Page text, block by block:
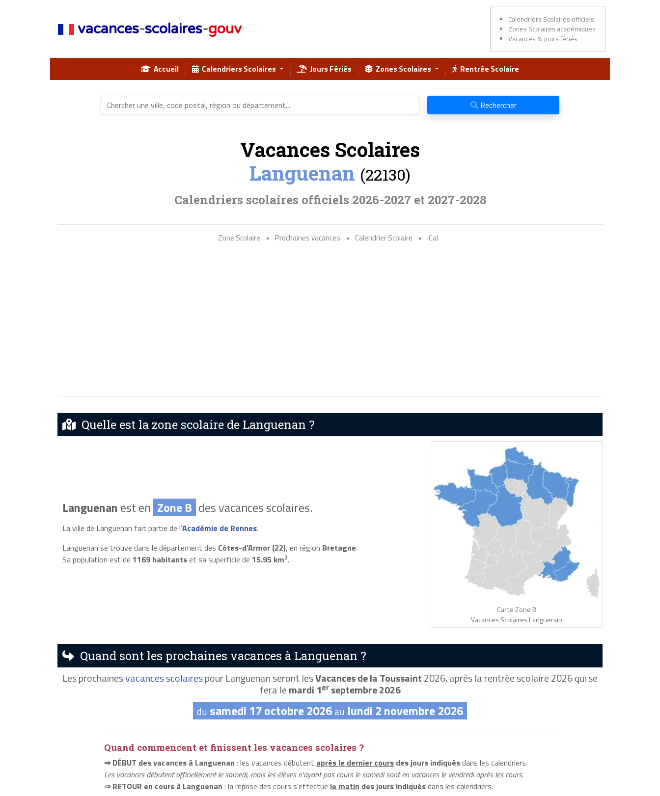
vacances-scolaires-gouv
Calendriers Scolaires officiels
Zones Scolaires académiques
Vacances & Jours fériés
Accueil Calendriers Scolaires Jours Fériés Zones Scolaires Rentrée Scolaire
Rechercher
Vacances Scolaires
Languenan (22130)
Calendriers scolaires officiels 2026-2027 et 2027-2028
Zone Scolaire • Prochaines vacances • Calendrier Scolaire • iCal
Quelle est la zone scolaire de Languenan ?
Languenanest en Zone B des vacances scolaires.
La ville de Languenan fait partie de l'Académie de Rennes.
Languenan se trouve dans le département des Côtes-d’Armor (22), en région Bretagne.
Sa population est de 1169 habitantset sa superficie de 15.95 km2.
Carte Zone B
Vacances Scolaires Languenan
Quand sont les prochaines vacances à Languenan ?
Les prochainesvacances scolairespour Languenan seront lesVacances de la Toussaint2026, après la rentrée scolaire 2026 qui se
fera lemardi 1erseptembre 2026
du samedi 17 octobre 2026au lundi 2 novembre 2026
Quand commencent et finissent les vacances scolaires ?
⇒ DÉBUT des vacances à Languenan : les vacances débutent après le dernier cours des jours indiquésdans les calendriers.
Les vacances débutent officiellement le samedi, mais les élèves n'ayant pas cours le samedi sont en vacances le vendredi après les cours.
⇒ RETOUR en cours à Languenan : la reprise des cours s'effectue le matin des jours indiquésdans les calendriers.